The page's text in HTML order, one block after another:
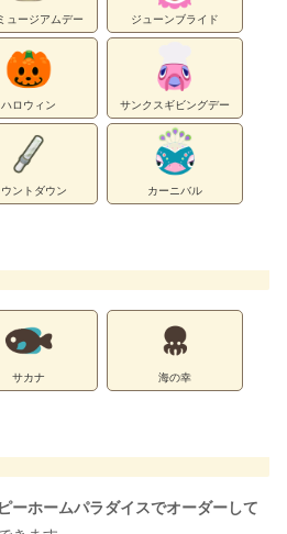
ュージアムデー ジューンブライド
ハロウィン サンクスギビングデー
ウントダウン カーニバル
サカナ 海の幸
ーホームパラダイスでオーダーして